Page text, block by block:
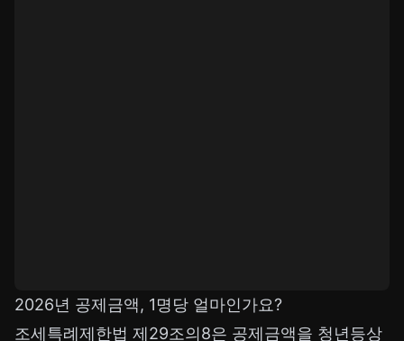
2026년 공제금액, 1명당 얼마인가요?
조세특례제한법 제29조의8은 공제금액을 청년등상